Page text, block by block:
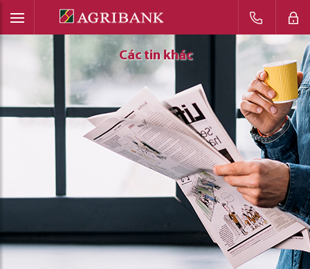
Các tin khác
Các tin khác
Các tin khác